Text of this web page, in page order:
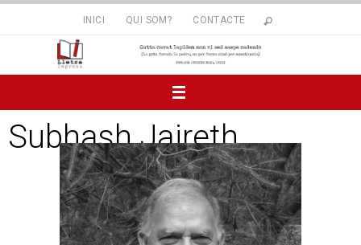
INICI QUI SOM? CONTACTE
Subhash Jaireth